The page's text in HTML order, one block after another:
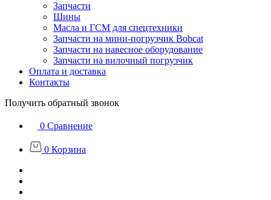
Запчасти
Шины
Масла и ГСМ для спецтехники
Запчасти на мини-погрузчик Bobcat
Запчасти на навесное оборудование
Запчасти на вилочный погрузчик
Оплата и доставка
Контакты
Получить обратный звонок
0 Сравнение
0 Корзина